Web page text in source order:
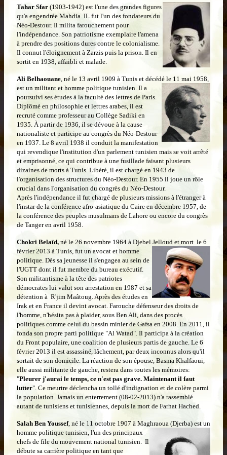
Tahar Sfar (1903-1942) est l'une des grandes figures
qu'a engendrée Mahdia. IL fut l'un des fondateurs du
Néo-Destour. Il milita farouchement pour
l'indépendance. Son patriotisme exemplaire l'amena
à prendre des positions dures contre le colonialisme.
Il connut l'éloignement à Zarzis puis la prison. Il en
sortit en 1938, affaibli et malade.
Ali Belhaouane , né le 13 avril 1909 à Tunis et décédé le 11 mai 1958,
est un militant et homme politique tunisien. Il a
poursuivi ses études à la faculté des lettres de Paris.
Diplômé en philosophie et lettres arabes, il est
recruté comme professeur au Collège Sadiki en
1935. À partir de 1936, il se dévoue à la cause
nationaliste et participe au congrès du Néo-Destour
en 1937. Le 8 avril 1938 il conduit la manifestation
qui revendique l'institution d'un parlement tunisien mais se voit arrêté
et emprisonné, ce qui contribue à une fusillade faisant plusieurs
dizaines de morts à Tunis. Libéré, il est chargé en 1943 de
l'organisation des structures du Néo-Destour. En 1955 il joue un rôle
crucial dans l'organisation du congrès du Néo-Destour.
Après l'indépendance il fut chargé de plusieurs missions à l'étranger à
l'instar de la conférence afro-asiatique du Caire en décembre 1957, de
la conférence des peuples musulmans de Lahore ou encore du congrès
de Tanger en avril 1958.
Chokri Belaïd, né le 26 novembre 1964 à Djebel Jelloud et mort le 6
février 2013 à Tunis, fut un avocat et homme
politique. Dès sa jeunesse il s'engagea au sein de
l'UGTT dont il fut membre du bureau exécutif.
Son militantisme à la tête des patriotes
démocrates lui valut son arrestation en 1987 et sa
détention à R'jim Maâtoug. Après des études en
Irak et en France il devint avocat. Farouche défenseur des droits de
l'homme, n'hésita pas à plaider, sous Ben Ali, dans des procès
politiques comme celui du bassin minier de Gafsa en 2008. En 2011, il
fonda son propre parti politique "Al Watad". Il participa à la création
du Front populaire, une coalition de plusieurs partis de gauche. Le 6
février 2013 il est assassiné, lâchement, par deux inconnus alors qu'il
sortait de son domicile. La réaction de son épouse, Basma Khalfaoui,
elle aussi militante de gauche, restera dans toutes les mémoires:
"Pleurer j'aurai le temps, ce n'est pas grave. Maintenant il faut
lutter". Ce meurtre déclencha un tollé d'indignation et de colère parmi
la population. Jamais un enterrement (08-02-2013) n'a rassemblé
autant de tunisiens et tunisiennes, depuis la mort de Farhat Hached.
Salah Ben Youssef, né le 11 octobre 1907 à Maghraoua (Djerba) est un
homme politique tunisien, l'un des principaux
chefs de file du mouvement national tunisien. Il
débute sa carrière politique en tant que